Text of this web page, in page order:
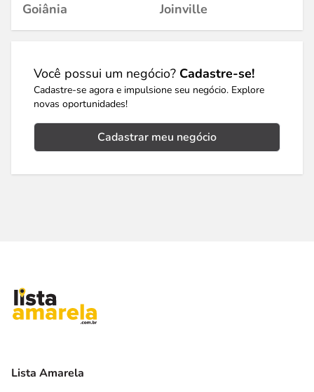
Goiânia
Joinville
Você possui um negócio? Cadastre-se!
Cadastre-se agora e impulsione seu negócio. Explore
novas oportunidades!
Cadastrar meu negócio
Lista Amarela